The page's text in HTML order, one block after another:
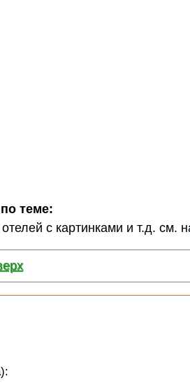
теме:
с картинками и т.д. см.